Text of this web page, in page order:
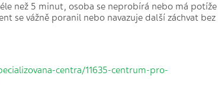
než 5 minut, osoba se neprobírá nebo má
se vážně poranil nebo navazuje další záchvat bez
centra/11635-centrum-pro-